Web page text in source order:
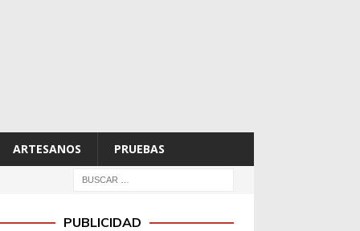
ARTESANOS PRUEBAS
PUBLICIDAD